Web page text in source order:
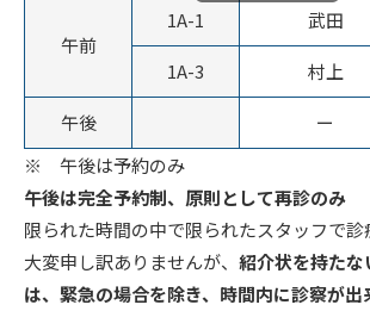
午前
1A-1 武田
1A-3 村上
午後 ー
※ 午後は予約のみ
午後は完全予約制、原則として再診のみ
限られた時間の中で限られたスタッフで診
大変申し訳ありませんが、 紹介状を持た
は、緊急の場合を除き、時間内に診察が出